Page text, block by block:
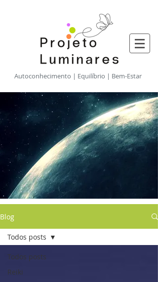
​Autoconhecimento | Equilíbrio | Bem-Estar
Blog
Todos posts
Reiki
Todos posts